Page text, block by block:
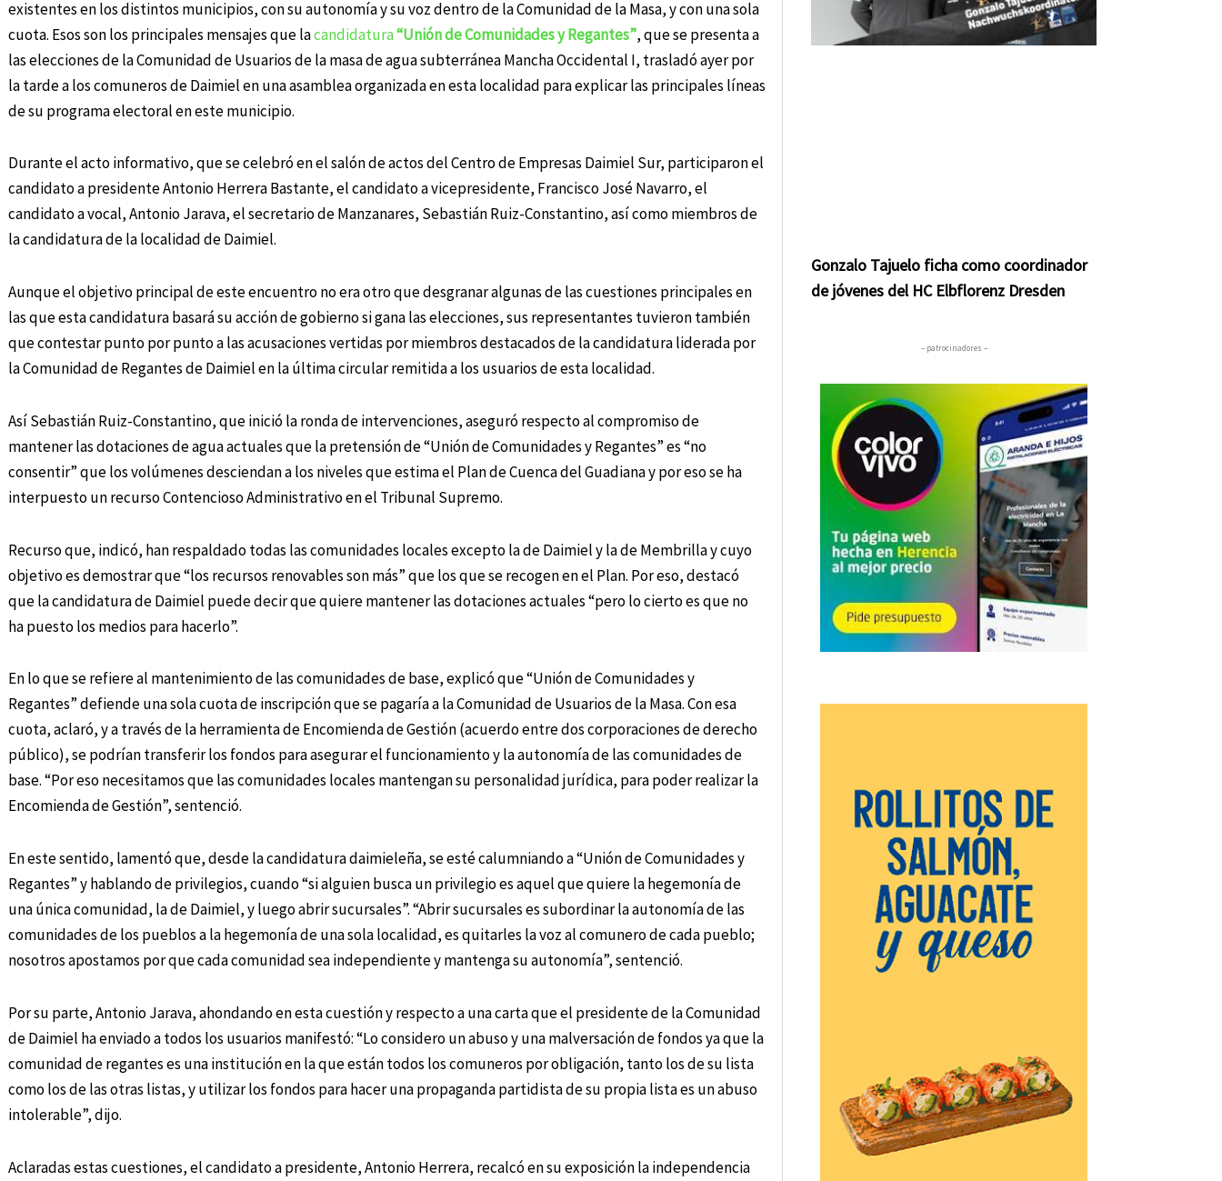
existentes en los distintos municipios, con su autonomía y su voz dentro de la Comunidad de la Masa, y con una sola
cuota. Esos son los principales mensajes que lacandidatura“Unión de Comunidades y Regantes”, que se presenta a
las elecciones de la Comunidad de Usuarios de la masa de agua subterránea Mancha Occidental I, trasladó ayer por
la tarde a los comuneros de Daimiel en una asamblea organizada en esta localidad para explicar las principales líneas
de su programa electoral en este municipio.
Durante el acto informativo, que se celebró en el salón de actos del Centro de Empresas Daimiel Sur, participaron el
candidato a presidente Antonio Herrera Bastante, el candidato a vicepresidente, Francisco José Navarro, el
candidato a vocal, Antonio Jarava, el secretario de Manzanares, Sebastián Ruiz-Constantino, así como miembros de
la candidatura de la localidad de Daimiel.
Aunque el objetivo principal de este encuentro no era otro que desgranar algunas de las cuestiones principales en
las que esta candidatura basará su acción de gobierno si gana las elecciones, sus representantes tuvieron también
que contestar punto por punto a las acusaciones vertidas por miembros destacados de la candidatura liderada por
la Comunidad de Regantes de Daimiel en la última circular remitida a los usuarios de esta localidad.
Así Sebastián Ruiz-Constantino, que inició la ronda de intervenciones, aseguró respecto al compromiso de
mantener las dotaciones de agua actuales que la pretensión de “Unión de Comunidades y Regantes” es “no
consentir” que los volúmenes desciendan a los niveles que estima el Plan de Cuenca del Guadiana y por eso se ha
interpuesto un recurso Contencioso Administrativo en el Tribunal Supremo.
Recurso que, indicó, han respaldado todas las comunidades locales excepto la de Daimiel y la de Membrilla y cuyo
objetivo es demostrar que “los recursos renovables son más” que los que se recogen en el Plan. Por eso, destacó
que la candidatura de Daimiel puede decir que quiere mantener las dotaciones actuales “pero lo cierto es que no
ha puesto los medios para hacerlo”.
En lo que se refiere al mantenimiento de las comunidades de base, explicó que “Unión de Comunidades y
Regantes” defiende una sola cuota de inscripción que se pagaría a la Comunidad de Usuarios de la Masa. Con esa
cuota, aclaró, y a través de la herramienta de Encomienda de Gestión (acuerdo entre dos corporaciones de derecho
público), se podrían transferir los fondos para asegurar el funcionamiento y la autonomía de las comunidades de
base. “Por eso necesitamos que las comunidades locales mantengan su personalidad jurídica, para poder realizar la
Encomienda de Gestión”, sentenció.
En este sentido, lamentó que, desde la candidatura daimieleña, se esté calumniando a “Unión de Comunidades y
Regantes” y hablando de privilegios, cuando “si alguien busca un privilegio es aquel que quiere la hegemonía de
una única comunidad, la de Daimiel, y luego abrir sucursales”. “Abrir sucursales es subordinar la autonomía de las
comunidades de los pueblos a la hegemonía de una sola localidad, es quitarles la voz al comunero de cada pueblo;
nosotros apostamos por que cada comunidad sea independiente y mantenga su autonomía”, sentenció.
Por su parte, Antonio Jarava, ahondando en esta cuestión y respecto a una carta que el presidente de la Comunidad
de Daimiel ha enviado a todos los usuarios manifestó: “Lo considero un abuso y una malversación de fondos ya que la
comunidad de regantes es una institución en la que están todos los comuneros por obligación, tanto los de su lista
como los de las otras listas, y utilizar los fondos para hacer una propaganda partidista de su propia lista es un abuso
intolerable”, dijo.
Aclaradas estas cuestiones, el candidato a presidente, Antonio Herrera, recalcó en su exposición la independencia
Gonzalo Tajuelo ficha como coordinador
de jóvenes del HC Elbflorenz Dresden
– patrocinadores –